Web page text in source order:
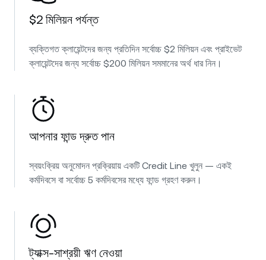
$2 মিলিয়ন পর্যন্ত
ব্যক্তিগত ক্লায়েন্টদের জন্য প্রতিদিন সর্বোচ্চ $2 মিলিয়ন এবং প্রাইভেট
ক্লায়েন্টদের জন্য সর্বোচ্চ $200 মিলিয়ন সমমানের অর্থ ধার নিন।
আপনার ফান্ড দ্রুত পান
স্বয়ংক্রিয় অনুমোদন প্রক্রিয়ায় একটি Credit Line খুলুন — একই
কর্মদিবসে বা সর্বোচ্চ 5 কর্মদিবসের মধ্যে ফান্ড গ্রহণ করুন।
ট্যাক্স-সাশ্রয়ী ঋণ নেওয়া